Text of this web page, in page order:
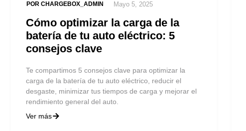
POR CHARGEBOX_ADMIN Mayo 5, 2025
Cómo optimizar la carga de la
batería de tu auto eléctrico: 5
consejos clave
Te compartimos 5 consejos clave para optimizar la
carga de la batería de tu auto eléctrico, reducir el
desgaste, minimizar tus tiempos de carga y mejorar el
rendimiento general del auto.
Ver más